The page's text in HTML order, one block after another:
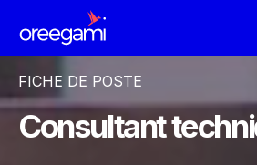
FICHE DE POSTE
Consultant